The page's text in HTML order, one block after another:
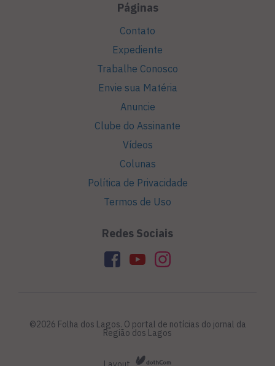
Páginas
Contato
Expediente
Trabalhe Conosco
Envie sua Matéria
Anuncie
Clube do Assinante
Vídeos
Colunas
Política de Privacidade
Termos de Uso
Redes Sociais
©2026 Folha dos Lagos. O portal de notícias do jornal da
Região dos Lagos